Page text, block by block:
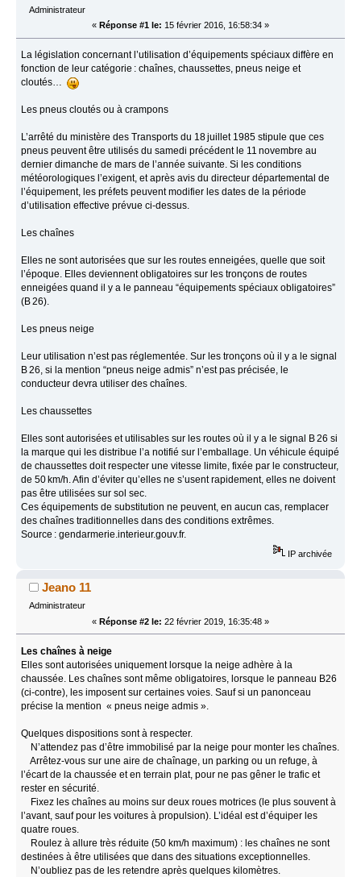
Administrateur
« Réponse #1 le: 15 février 2016, 16:58:34 »
La législation concernant l’utilisation d’équipements spéciaux diffère en
fonction de leur catégorie : chaînes, chaussettes, pneus neige et
cloutés…
Les pneus cloutés ou à crampons
L’arrêté du ministère des Transports du 18 juillet 1985 stipule que ces
pneus peuvent être utilisés du samedi précédent le 11 novembre au
dernier dimanche de mars de l’année suivante. Si les conditions
météorologiques l’exigent, et après avis du directeur départemental de
l’équipement, les préfets peuvent modifier les dates de la période
d’utilisation effective prévue ci-dessus.
Les chaînes
Elles ne sont autorisées que sur les routes enneigées, quelle que soit
l’époque. Elles deviennent obligatoires sur les tronçons de routes
enneigées quand il y a le panneau “équipements spéciaux obligatoires”
(B 26).
Les pneus neige
Leur utilisation n’est pas réglementée. Sur les tronçons où il y a le signal
B 26, si la mention “pneus neige admis” n’est pas précisée, le
conducteur devra utiliser des chaînes.
Les chaussettes
Elles sont autorisées et utilisables sur les routes où il y a le signal B 26 si
la marque qui les distribue l’a notifié sur l’emballage. Un véhicule équipé
de chaussettes doit respecter une vitesse limite, fixée par le constructeur,
de 50 km/h. Afin d’éviter qu’elles ne s’usent rapidement, elles ne doivent
pas être utilisées sur sol sec.
Ces équipements de substitution ne peuvent, en aucun cas, remplacer
des chaînes traditionnelles dans des conditions extrêmes.
Source : gendarmerie.interieur.gouv.fr.
IP archivée
Jeano 11
Administrateur
« Réponse #2 le: 22 février 2019, 16:35:48 »
Les chaînes à neige
Elles sont autorisées uniquement lorsque la neige adhère à la
chaussée. Les chaînes sont même obligatoires, lorsque le panneau B26
(ci-contre), les imposent sur certaines voies. Sauf si un panonceau
précise la mention « pneus neige admis ».
Quelques dispositions sont à respecter.
N’attendez pas d’être immobilisé par la neige pour monter les chaînes.
Arrêtez-vous sur une aire de chaînage, un parking ou un refuge, à
l’écart de la chaussée et en terrain plat, pour ne pas gêner le trafic et
rester en sécurité.
Fixez les chaînes au moins sur deux roues motrices (le plus souvent à
l’avant, sauf pour les voitures à propulsion). L’idéal est d’équiper les
quatre roues.
Roulez à allure très réduite (50 km/h maximum) : les chaînes ne sont
destinées à être utilisées que dans des situations exceptionnelles.
N’oubliez pas de les retendre après quelques kilomètres.